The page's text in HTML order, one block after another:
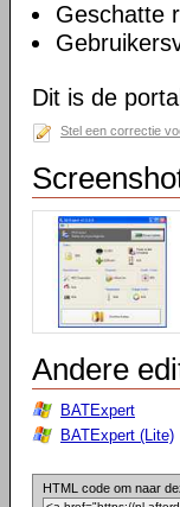
Geschatte
Dit is de
Stel een correctie
Andere
BATExpert
BATExpert (Lite)
HTML code om naar